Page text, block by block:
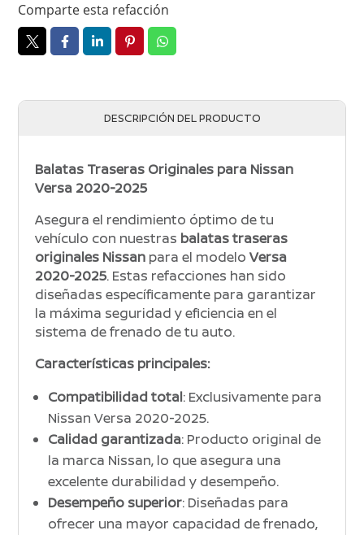
Comparte esta refacción
DESCRIPCIÓN DEL PRODUCTO
Balatas Traseras Originales para Nissan
Versa 2020-2025
Asegura el rendimiento óptimo de tu
vehículo con nuestras balatas traseras
originales Nissan para el modeloVersa
2020-2025. Estas refacciones han sido
diseñadas específicamente para garantizar
la máxima seguridad y eficiencia en el
sistema de frenado de tu auto.
Características principales:
Compatibilidad total: Exclusivamente para
Nissan Versa 2020-2025.
Calidad garantizada: Producto original de
la marca Nissan, lo que asegura una
excelente durabilidad y desempeño.
Desempeño superior: Diseñadas para
ofrecer una mayor capacidad de frenado,